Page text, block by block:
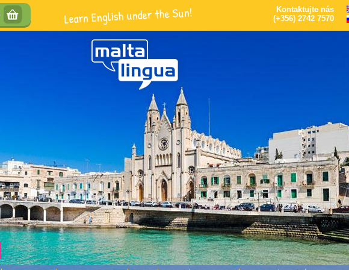
Learn English under the Sun!
Kontaktujte nás
(+356) 2742 7570